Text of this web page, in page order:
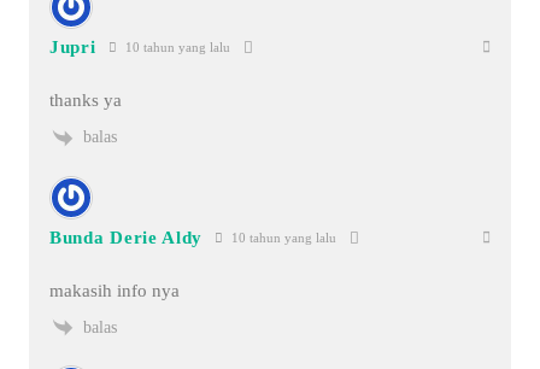
Jupri 10 tahun yang lalu
thanks ya
balas
Bunda Derie Aldy 10 tahun yang lalu
makasih info nya
balas